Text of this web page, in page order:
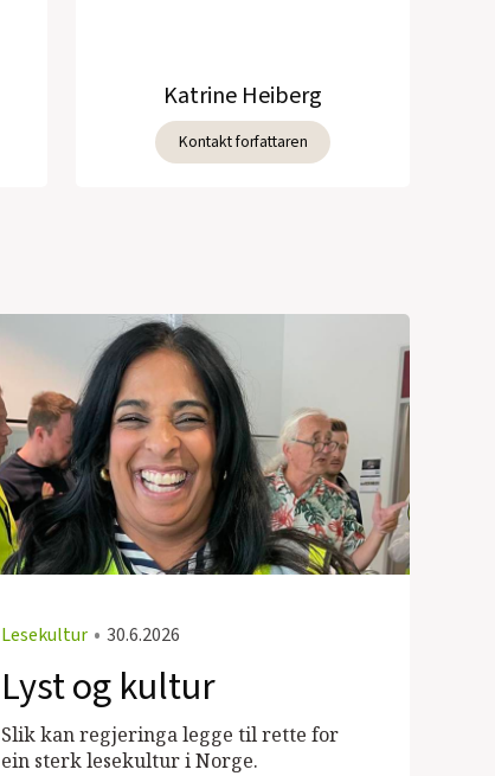
Katrine Heiberg
Kontakt forfattaren
Lesekultur • 30.6.2026
Lyst og kultur
Slik kan regjeringa legge til rette for
ein sterk lesekultur i Norge.